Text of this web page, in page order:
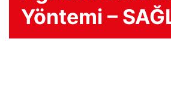
Yöntemi –